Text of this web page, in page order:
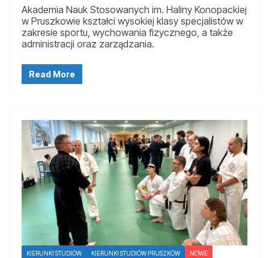
Akademia Nauk Stosowanych im. Haliny Konopackiej
w Pruszkowie kształci wysokiej klasy specjalistów w
zakresie sportu, wychowania fizycznego, a także
administracji oraz zarządzania.
Read More
KIERUNKI STUDIÓW KIERUNKI STUDIÓW PRUSZKÓW NOWE